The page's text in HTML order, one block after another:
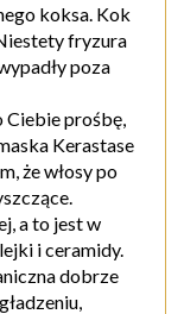
koksa. Kok
fryzura
poza
Ciebie prośbę,
Kerastase
że włosy po
a to jest w
i ceramidy.
dobrze